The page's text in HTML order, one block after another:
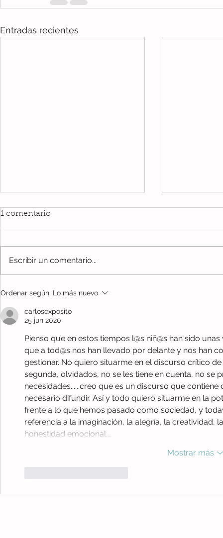
Entradas recientes
Día Escolar de la No
1 comentario
Escribir un comentario...
Ordenar según: Lo más nuevo
carlosexposito
25 jun 2020
Pienso que en estos tiempos l@s niñ@s han sido
que a tod@s nos han llevado por delante y nos han
gestionar. No quiero situarme en el discurso crítico
segunda, olvidados, no se les tiene en cuenta, no se
necesidades......creo que es un discurso que
necesario difundir. Así y todo quiero situarme en la
frente a lo que hemos pasado como sociedad, y
referencia a la imaginación, la alegría, la creatividad,
honestidad emocional,…
Mostrar más